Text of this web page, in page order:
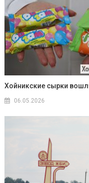
Хойникские сырки
06.05.2026